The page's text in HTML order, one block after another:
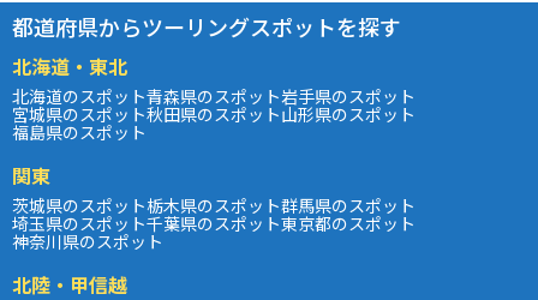
都道府県からツーリングスポットを探す
北海道・東北
北海道のスポット青森県のスポット岩手県のスポット
宮城県のスポット秋田県のスポット山形県のスポット
福島県のスポット
関東
茨城県のスポット栃木県のスポット群馬県のスポット
埼玉県のスポット千葉県のスポット東京都のスポット
神奈川県のスポット
北陸・甲信越